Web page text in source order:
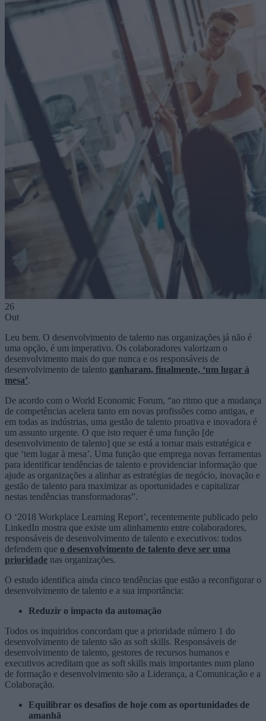
26
Out
Leu bem. O desenvolvimento de talento nas organizações já não é
uma opção, é um imperativo. Os colaboradores valorizam o
desenvolvimento mais do que nunca e os responsáveis de
desenvolvimento de talento ganharam, finalmente, ‘um lugar à
mesa’.
De acordo com o World Economic Forum, “ao ritmo que a mudança
de competências acelera tanto em novas profissões como antigas, e
em todas as indústrias, uma gestão de talento proativa e inovadora é
um assunto urgente. O que isto requer é uma função [de
desenvolvimento de talento] que se está a tornar mais estratégica e
que ‘tem lugar à mesa’. Uma função que emprega novas ferramentas
para identificar tendências de talento e providenciar informação que
ajude as organizações a alinhar as estratégias de negócio, inovação e
gestão de talento para maximizar as oportunidades e capitalizar
nestas tendências transformadoras”.
O ‘2018 Workplace Learning Report’, recentemente publicado pelo
LinkedIn mostra que existe um alinhamento entre colaboradores,
responsáveis de desenvolvimento de talento e executivos: todos
defendem que o desenvolvimento de talento deve ser uma
prioridade nas organizações.
O estudo identifica ainda cinco tendências que estão a reconfigurar o
desenvolvimento de talento e a sua importância:
Reduzir o impacto da automação
Todos os inquiridos concordam que a prioridade número 1 do
desenvolvimento de talento são as soft skills. Responsáveis de
desenvolvimento de talento, gestores de recursos humanos e
executivos acreditam que as soft skills mais importantes num plano
de formação e desenvolvimento são a Liderança, a Comunicação e a
Colaboração.
Equilibrar os desafios de hoje com as oportunidades de
amanhã